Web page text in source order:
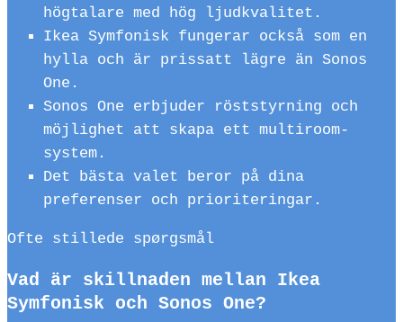
högtalare med hög ljudkvalitet.
Ikea Symfonisk fungerar också som en
hylla och är prissatt lägre än Sonos
One.
Sonos One erbjuder röststyrning och
möjlighet att skapa ett multiroom-
system.
Det bästa valet beror på dina
preferenser och prioriteringar.
Ofte stillede spørgsmål
Vad är skillnaden mellan Ikea
Symfonisk och Sonos One?